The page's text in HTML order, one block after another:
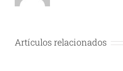
Artículos relacionados